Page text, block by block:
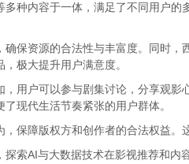
种内容于一体，满足了不同用户
保资源的合法性与丰富度。同时
极大提升用户满意度。
用户可以参与剧集讨论，分享观
现代生活节奏紧张的用户群体。
保障版权方和创作者的合法权益
索AI与大数据技术在影视推荐和